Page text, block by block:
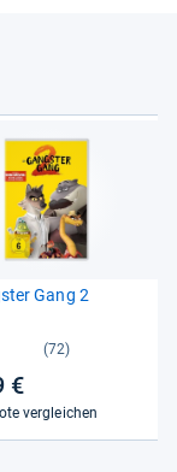
Gang 2
(72)
€
vergleichen